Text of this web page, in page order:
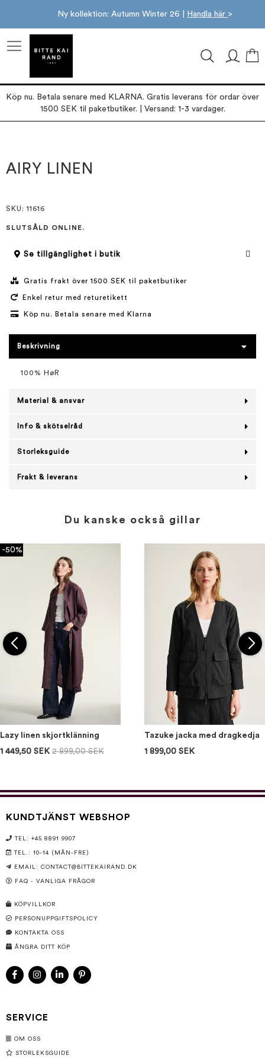
Ny kollektion: Autumn Winter 26 | Handla här >
Köp nu. Betala senare med KLARNA. Gratis leverans för ordar över
1500 SEK til paketbutiker. | Versand: 1-3 vardager.
slutet
av
början
av
AIRY LINEN
SKU : 11616
SLUTSÅLD ONLINE.
Se tillgänglighet i butik
Gratis frakt över 1500 SEK til paketbutiker
Enkel retur med returetikett
Köp nu. Betala senare med Klarna
Beskrivning
100% HøR
Material & ansvar
Info & skötselråd
Storleksguide
Frakt & leverans
Du kanske också gillar
-50%
Lazy linen skjortklänning
1 449,50 SEK 2 899,00 SEK
Tazuke jacka med dragkedja
1 899,00 SEK
KUNDTJÄNST WEBSHOP
TEL: +45 8891 9907
TEL.: 10-14 (MÅN-FRE)
EMAIL: CONTACT@BITTEKAIRAND.DK
FAQ - VANLIGA FRÅGOR
KÖPVILLKOR
PERSONUPPGIFTSPOLICY
KONTAKTA OSS
ÅNGRA DITT KÖP
SERVICE
OM OSS
STORLEKSGUIDE